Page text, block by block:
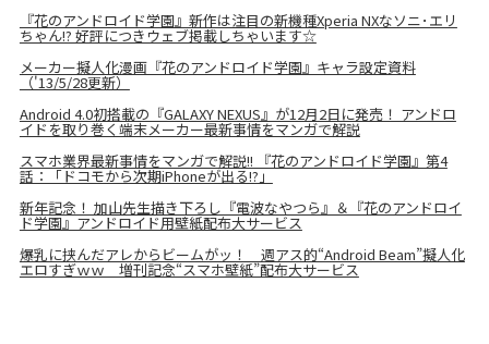
『花のアンドロイド学園』新作は注目の新機種Xperia NXなソニ･エリ
ちゃん!? 好評につきウェブ掲載しちゃいます☆
メーカー擬人化漫画『花のアンドロイド学園』キャラ設定資料
（'13/5/28更新）
Android 4.0初搭載の『GALAXY NEXUS』が12月2日に発売！ アンドロ
イドを取り巻く端末メーカー最新事情をマンガで解説
スマホ業界最新事情をマンガで解説!! 『花のアンドロイド学園』第4
話：「ドコモから次期iPhoneが出る!?」
新年記念！ 加山先生描き下ろし『電波なやつら』＆『花のアンドロイ
ド学園』アンドロイド用壁紙配布大サービス
爆乳に挟んだアレからビームがッ！ 週アス的“Android Beam”擬人化
エロすぎｗｗ 増刊記念“スマホ壁紙”配布大サービス